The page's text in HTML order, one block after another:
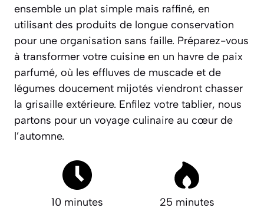
ensemble un plat simple mais raffiné, en
utilisant des produits de longue conservation
pour une organisation sans faille. Préparez-vous
à transformer votre cuisine en un havre de paix
parfumé, où les effluves de muscade et de
légumes doucement mijotés viendront chasser
la grisaille extérieure. Enfilez votre tablier, nous
partons pour un voyage culinaire au cœur de
l’automne.
10 minutes 25 minutes